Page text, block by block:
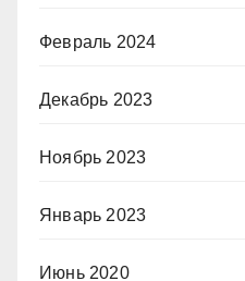
Февраль 2024
Декабрь 2023
Ноябрь 2023
Январь 2023
Июнь 2020